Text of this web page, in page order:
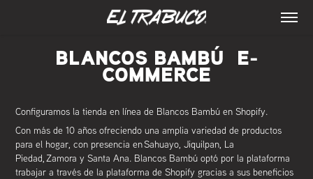
BLANCOS BAMBÚ E-
COMMERCE
Configuramos la tienda en línea de Blancos Bambú en Shopify.
Con más de 10 años ofreciendo una amplia variedad de productos
para el hogar, con presencia en Sahuayo, Jiquilpan, La
Piedad, Zamora y Santa Ana. Blancos Bambú optó por la plataforma
trabajar a través de la plataforma de Shopify gracias a sus beneficios